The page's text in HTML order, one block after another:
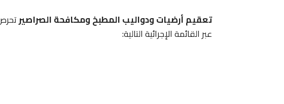
تعقيم أرضيات ودواليب المطبخ ومكافحة الصراصير
عبر القائمة الإجرائية التالية: